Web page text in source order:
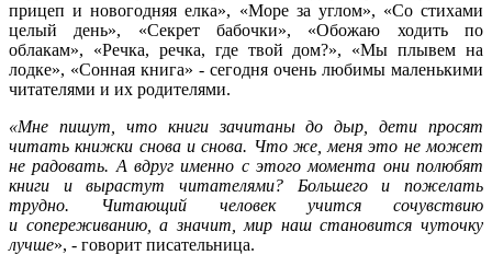
прицеп и новогодняя елка», «Море за углом», «Со стихами
целый день», «Секрет бабочки», «Обожаю ходить по
облакам», «Речка, речка, где твой дом?», «Мы плывем на
лодке», «Сонная книга» - сегодня очень любимы маленькими
читателями и их родителями.
«Мне пишут, что книги зачитаны до дыр, дети просят
читать книжки снова и снова. Что же, меня это не может
не радовать. А вдруг именно с этого момента они полюбят
книги и вырастут читателями? Большего и пожелать
трудно. Читающий человек учится сочувствию
и сопереживанию, а значит, мир наш становится чуточку
лучше», - говорит писательница.